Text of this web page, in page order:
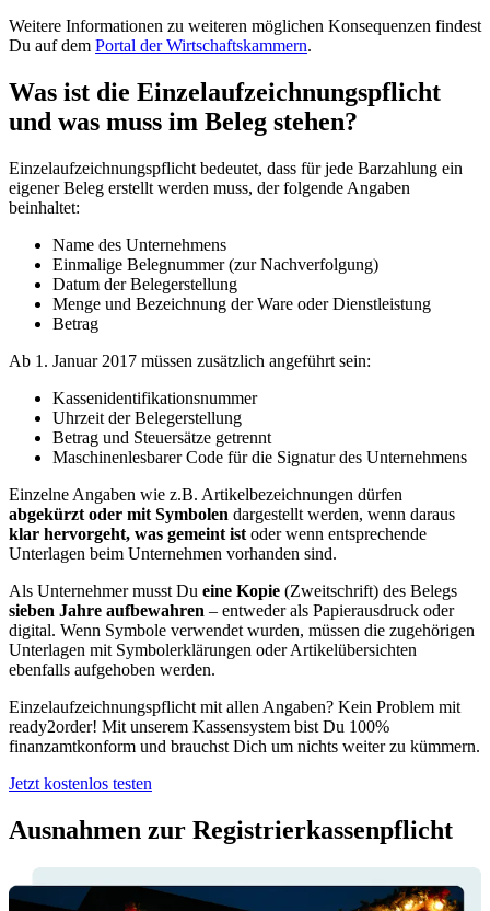
Weitere Informationen zu weiteren möglichen Konsequenzen findest
Du auf dem Portal der Wirtschaftskammern.
Was ist die Einzelaufzeichnungspflicht
und was muss im Beleg stehen?
Einzelaufzeichnungspflicht bedeutet, dass für jede Barzahlung ein
eigener Beleg erstellt werden muss, der folgende Angaben
beinhaltet:
Name des Unternehmens
Einmalige Belegnummer (zur Nachverfolgung)
Datum der Belegerstellung
Menge und Bezeichnung der Ware oder Dienstleistung
Betrag
Ab 1. Januar 2017 müssen zusätzlich angeführt sein:
Kassenidentifikationsnummer
Uhrzeit der Belegerstellung
Betrag und Steuersätze getrennt
Maschinenlesbarer Code für die Signatur des Unternehmens
Einzelne Angaben wie z.B. Artikelbezeichnungen dürfen
abgekürzt oder mit Symbolen dargestellt werden, wenn daraus
klar hervorgeht, was gemeint ist oder wenn entsprechende
Unterlagen beim Unternehmen vorhanden sind.
Als Unternehmer musst Du eine Kopie (Zweitschrift) des Belegs
sieben Jahre aufbewahren – entweder als Papierausdruck oder
digital. Wenn Symbole verwendet wurden, müssen die zugehörigen
Unterlagen mit Symbolerklärungen oder Artikelübersichten
ebenfalls aufgehoben werden.
Einzelaufzeichnungspflicht mit allen Angaben? Kein Problem mit
ready2order! Mit unserem Kassensystem bist Du 100%
finanzamtkonform und brauchst Dich um nichts weiter zu kümmern.
Jetzt kostenlos testen
Ausnahmen zur Registrierkassenpflicht